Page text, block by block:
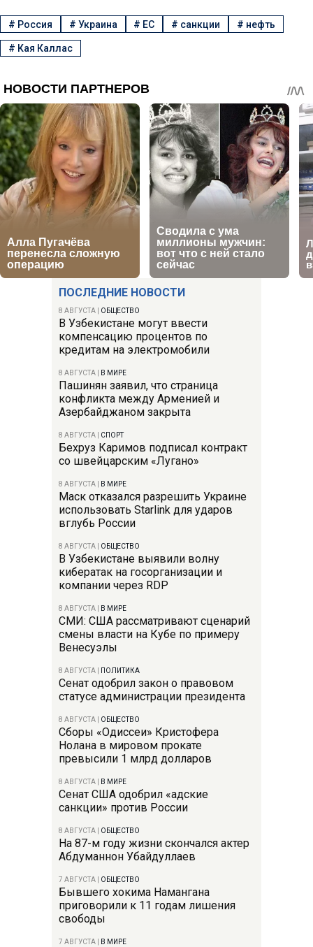
ПОСЛЕДНИЕ НОВОСТИ
8 АВГУСТА ОБЩЕСТВО
В Узбекистане могут ввести
компенсацию процентов по
кредитам на электромобили
8 АВГУСТА В МИРЕ
Пашинян заявил, что страница
конфликта между Арменией и
Азербайджаном закрыта
8 АВГУСТА СПОРТ
Бехруз Каримов подписал контракт
со швейцарским «Лугано»
8 АВГУСТА В МИРЕ
Маск отказался разрешить Украине
использовать Starlink для ударов
вглубь России
8 АВГУСТА ОБЩЕСТВО
В Узбекистане выявили волну
кибератак на госорганизации и
компании через RDP
8 АВГУСТА В МИРЕ
СМИ: США рассматривают сценарий
смены власти на Кубе по примеру
Венесуэлы
8 АВГУСТА ПОЛИТИКА
Сенат одобрил закон о правовом
статусе администрации президента
8 АВГУСТА ОБЩЕСТВО
Сборы «Одиссеи» Кристофера
Нолана в мировом прокате
превысили 1 млрд долларов
8 АВГУСТА В МИРЕ
Сенат США одобрил «адские
санкции» против России
8 АВГУСТА ОБЩЕСТВО
На 87-м году жизни скончался актер
Абдуманнон Убайдуллаев
7 АВГУСТА ОБЩЕСТВО
Бывшего хокима Намангана
приговорили к 11 годам лишения
свободы
7 АВГУСТА В МИРЕ
# Россия # Украина # ЕС # санкции # нефть
# Кая Каллас